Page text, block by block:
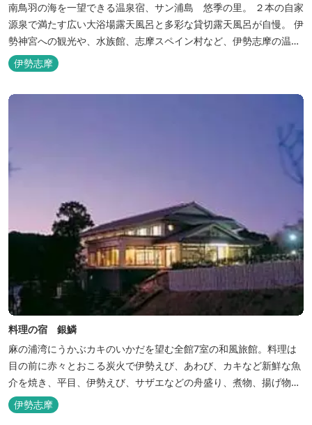
南鳥羽の海を一望できる温泉宿、サン浦島 悠季の里。 ２本の自家
源泉で満たす広い大浴場露天風呂と多彩な貸切露天風呂が自慢。 伊
勢神宮への観光や、水族館、志摩スペイン村など、伊勢志摩の温泉
旅行に お料理は伊勢志摩ならではの味覚が四季折々の旅を彩りま
す。 ～大浴場「まろびね庵」～ 敷地内より湧出する二つの源泉
「珠光の湯」「和みの湯」が 至福の癒しへとお誘い致します。 す
伊勢志摩
料理の宿 銀鱗
麻の浦湾にうかぶカキのいかだを望む全館7室の和風旅館。料理は
目の前に赤々とおこる炭火で伊勢えび、あわび、カキなど新鮮な魚
介を焼き、平目、伊勢えび、サザエなどの舟盛り、煮物、揚げ物な
どの懐石料理。
伊勢志摩